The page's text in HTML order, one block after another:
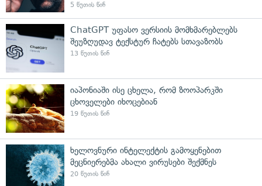
5 წუთის წინ
ChatGPT უფასო ვერსიის მომხმარებლებს
შეუზღუდავ ტექსტურ ჩატებს სთავაზობს
13 წუთის წინ
იაპონიაში ისე ცხელა, რომ ზოოპარკში
ცხოველები იხოცებიან
19 წუთის წინ
ხელოვნური ინტელექტის გამოყენებით
მეცნიერებმა ახალი ვირუსები შექმნეს
20 წუთის წინ